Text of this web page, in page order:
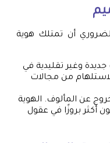
أن تمتلك هوية
وغير تقليدية في
من مجالات
عن المألوف. الهوية
أكثر بروزًا في عقول